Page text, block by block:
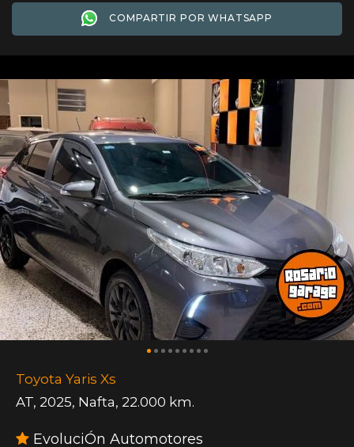
COMPARTIR POR WHATSAPP
Toyota Yaris Xs
AT, 2025, Nafta, 22.000 km.
EvoluciÓn Automotores